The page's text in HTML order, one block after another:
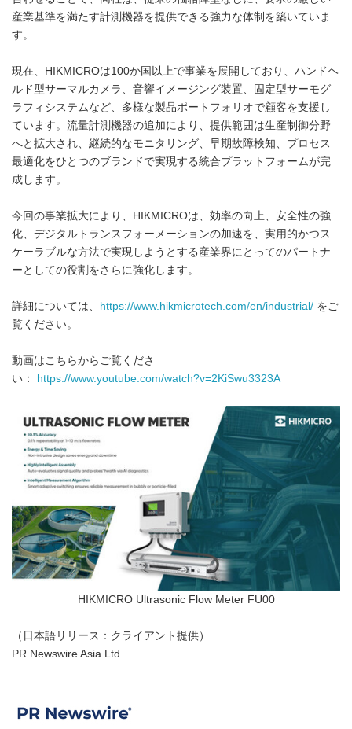
産業基準を満たす計測機器を提供できる強力な体制を築いていま
す。
現在、HIKMICROは100か国以上で事業を展開しており、ハンドヘ
ルド型サーマルカメラ、音響イメージング装置、固定型サーモグ
ラフィシステムなど、多様な製品ポートフォリオで顧客を支援し
ています。流量計測機器の追加により、提供範囲は生産制御分野
へと拡大され、継続的なモニタリング、早期故障検知、プロセス
最適化をひとつのブランドで実現する統合プラットフォームが完
成します。
今回の事業拡大により、HIKMICROは、効率の向上、安全性の強
化、デジタルトランスフォーメーションの加速を、実用的かつス
ケーラブルな方法で実現しようとする産業界にとってのパートナ
ーとしての役割をさらに強化します。
詳細については、 https://www.hikmicrotech.com/en/industrial/ をご
覧ください。
動画はこちらからご覧くださ
い：
https://www.youtube.com/watch?v=2KiSwu3323A
HIKMICRO Ultrasonic Flow Meter FU00
（日本語リリース：クライアント提供）
PR Newswire Asia Ltd.